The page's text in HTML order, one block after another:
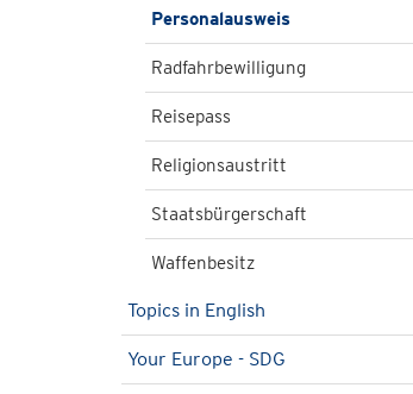
Personalausweis
Radfahrbewilligung
Reisepass
Religionsaustritt
Staatsbürgerschaft
Waffenbesitz
Topics in English
Your Europe - SDG